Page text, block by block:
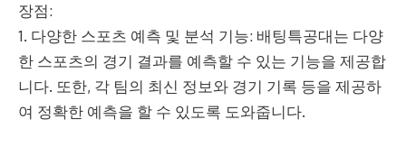
장점:
1. 다양한 스포츠 예측 및 분석 기능: 배팅특공대는 다양
한 스포츠의 경기 결과를 예측할 수 있는 기능을 제공합
니다. 또한, 각 팀의 최신 정보와 경기 기록 등을 제공하
여 정확한 예측을 할 수 있도록 도와줍니다.